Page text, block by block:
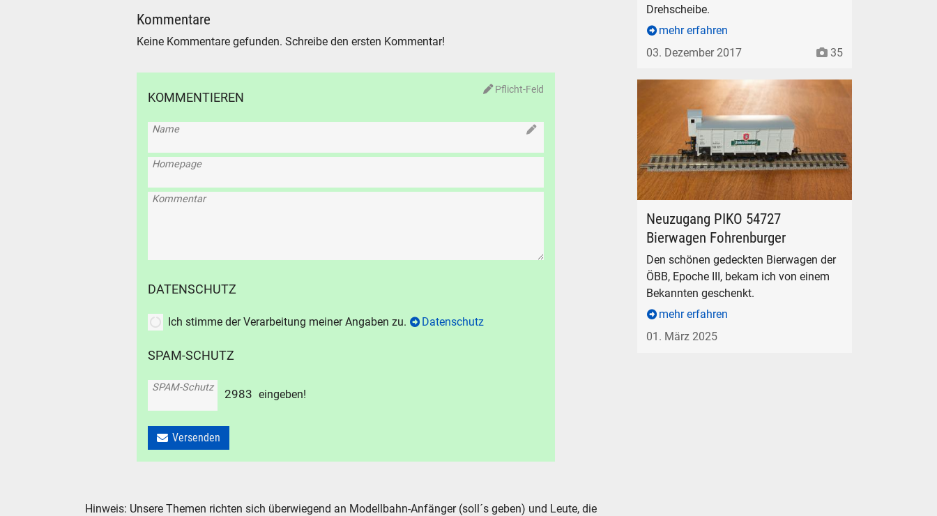
Kommentare
Keine Kommentare gefunden. Schreibe den ersten Kommentar!
Pflicht-Feld
KOMMENTIEREN
Name
Homepage
Kommentar
DATENSCHUTZ
Ich stimme der Verarbeitung meiner Angaben zu. Datenschutz
SPAM-SCHUTZ
SPAM-Schutz 2983 eingeben!
Versenden
Hinweis: Unsere Themen richten sich überwiegend an Modellbahn-Anfänger (soll´s geben) und Leute, die
Drehscheibe.
mehr erfahren
03. Dezember 2017
35
Neuzugang PIKO 54727
Bierwagen Fohrenburger
Den schönen gedeckten Bierwagen der
ÖBB, Epoche III, bekam ich von einem
Bekannten geschenkt.
mehr erfahren
01. März 2025
alles
suchen Abbrechen